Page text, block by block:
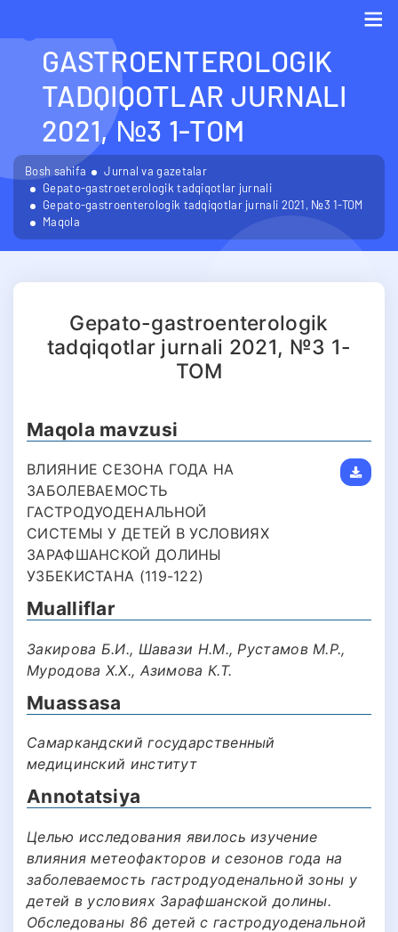
GASTROENTEROLOGIK
TADQIQOTLAR JURNALI
2021, №3 1-TOM
Bosh sahifa
Jurnal va gazetalar
Gepato-gastroeterologik tadqiqotlar jurnali
Gepato-gastroenterologik tadqiqotlar jurnali 2021, №3 1-TOM
Maqola
Gepato-gastroenterologik
tadqiqotlar jurnali 2021, №3 1-
TOM
Maqola mavzusi
ВЛИЯНИЕ СЕЗОНА ГОДА НА
ЗАБОЛЕВАЕМОСТЬ
ГАСТРОДУОДЕНАЛЬНОЙ
СИСТЕМЫ У ДЕТЕЙ В УСЛОВИЯХ
ЗАРАФШАНСКОЙ ДОЛИНЫ
УЗБЕКИСТАНА (119-122)
Mualliflar
Закирова Б.И., Шавази Н.М., Рустамов М.Р.,
Муродова Х.Х., Азимова К.Т.
Muassasa
Самаркандский государственный
медицинский институт
Annotatsiya
Целью исследования явилось изучение
влияния метеофакторов и сезонов года на
заболеваемость гастродуоденальной зоны у
детей в условиях Зарафшанской долины.
Обследованы 86 детей с гастродуоденальной